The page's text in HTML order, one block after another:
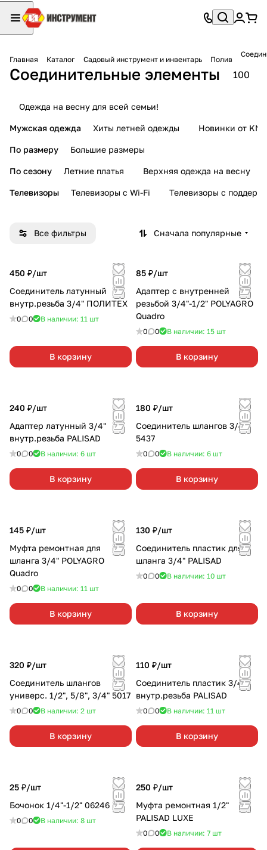
Главная Каталог Садовый инструмент и инвентарь Полив
Соединительные элементы 100
Одежда на весну для всей семьи!
Мужская одежда Хиты летней одежды Новинки от KMI
По размеру Большие размеры
По сезону Летние платья Верхняя одежда на весну
Телевизоры Телевизоры с Wi-Fi Телевизоры с
Все фильтры Сначала популярные
450 ₽/шт
Соединитель латунный
внутр.резьба 3/4" ПОЛИТЕХ
0 0 В наличии: 11 шт
В корзину
85 ₽/шт
Адаптер с внутренней
резьбой 3/4"-1/2" POLYAGRO
Quadro
0 0 В наличии: 15 шт
В корзину
240 ₽/шт
Адаптер латунный 3/4"
внутр.резьба PALISAD
0 0 В наличии: 6 шт
В корзину
180 ₽/шт
Соединитель шлангов 3/4"
5437
0 0 В наличии: 6 шт
В корзину
145 ₽/шт
Муфта ремонтная для
шланга 3/4" POLYAGRO
Quadro
0 0 В наличии: 11 шт
В корзину
130 ₽/шт
Соединитель пластик для
шланга 3/4" PALISAD
0 0 В наличии: 10 шт
В корзину
320 ₽/шт
Соединитель шлангов
универс. 1/2", 5/8", 3/4" 5017
0 0 В наличии: 2 шт
В корзину
110 ₽/шт
Соединитель пластик 3/4"
внутр.резьба PALISAD
0 0 В наличии: 11 шт
В корзину
25 ₽/шт
Бочонок 1/4"-1/2" 06246
0 0 В наличии: 8 шт
250 ₽/шт
Муфта ремонтная 1/2"
PALISAD LUXE
0 0 В наличии: 7 шт